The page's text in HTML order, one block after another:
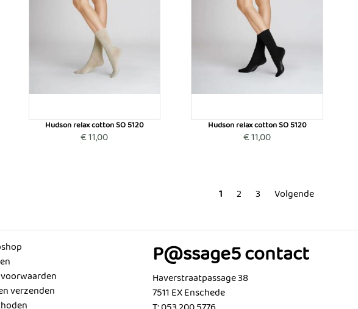
Hudson relax cotton SO 5120
€ 11,00
Hudson relax cotton SO 5120
€ 11,00
1
2 3 Volgende
verzenden
P@ssage5 contact
Haverstraatpassage 38
7511 EX Enschede